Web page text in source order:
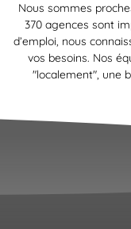
Nous sommes
370 agences sont
d’emploi, nous
vos besoins. Nos
"localement", une